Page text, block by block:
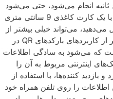
ثانیه انجام می‌شود، حتی می‌شود
گفت که حجم اطلاعاتی که شما با یک کارت کاغذی 9 سانتی متری
می‌دهید، می‌تواند خیلی بیشتر از
یک کارت فاقد آن باشد. یکی دیگر از کاربردهای بارکدهای QR در
که می‌شود به سادگی اطلاعات
اینترنتی مربوط به آن را
کننده‌ها، با استفاده از
را روی تلفن همراه خود